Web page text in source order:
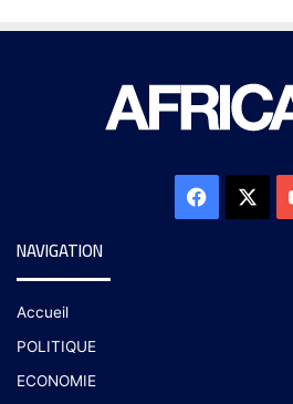
NAVIGATION
Accueil
POLITIQUE
ECONOMIE